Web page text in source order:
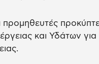
και Υδάτων για